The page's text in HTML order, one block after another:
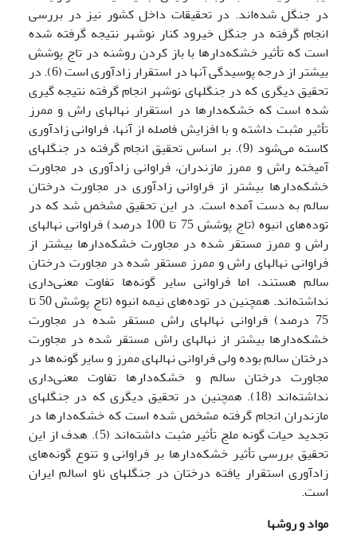
در جنگل شده‌اند. در تحقیقات داخل کشور نیز در بررسی
انجام گرفته در جنگل خیرود کنار نوشهر نتیجه گرفته شده
است که تأثیر خشکه‌دارها با باز کردن روشنه در تاج پوشش
بیشتر از درجه پوسیدگی آنها در استقرار زادآوری است (6). در
تحقیق دیگری که در جنگلهای نوشهر انجام گرفته نتیجه گیری
شده است که خشکه‌دارها در استقرار نهالهای راش و ممرز
تأثیر مثبت داشته و با افزایش فاصله از آنها، فراوانی زادآوری
کاسته می‌شود (9). بر اساس تحقیق انجام گرفته در جنگلهای
آمیخته راش و ممرز مازندران، فراوانی زادآوری در مجاورت
خشکه‌دارها بیشتر از فراوانی زادآوری در مجاورت درختان
سالم به دست آمده است. در این تحقیق مشخص شد که در
توده‌های انبوه (تاج پوشش 75 تا 100 درصد) فراوانی نهالهای
راش و ممرز مستقر شده در مجاورت خشکه‌دارها بیشتر از
فراوانی نهالهای راش و ممرز مستقر شده در مجاورت درختان
سالم هستند، اما فراوانی سایر گونه‌ها تفاوت معنی‌داری
نداشته‌اند. همچنین در توده‌های نیمه انبوه (تاج پوشش 50 تا
75 درصد) فراوانی نهالهای راش مستقر شده در مجاورت
خشکه‌دارها بیشتر از نهالهای راش مستقر شده در مجاورت
درختان سالم بوده ولی فراوانی نهالهای ممرز و سایر گونه‌ها در
مجاورت درختان سالم و خشکه‌دارها تفاوت معنی‌داری
نداشته‌اند (18). همچنین در تحقیق دیگری که در جنگلهای
مازندران انجام گرفته مشخص شده است که خشکه‌دارها در
تجدید حیات گونه ملج تأثیر مثبت داشته‌اند (5). هدف از این
تحقیق بررسی تأثیر خشکه‌دارها بر فراوانی و تنوع گونه‌های
زادآوری استقرار یافته درختان در جنگلهای ناو اسالم ایران
است.
مواد و روشها